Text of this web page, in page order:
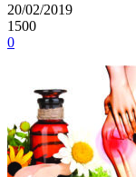
20/02/2019
1500
0